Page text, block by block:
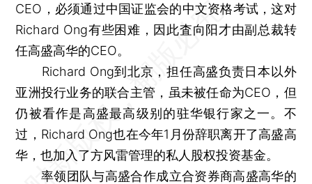
CEO，必须通过中国证监会的中文资格考试，这对
Richard Ong有些困难，因此査向阳才由副总裁转
任高盛高华的CEO。
Richard Ong到北京，担任高盛负责日本以外
亚洲投行业务的联合主管，虽未被任命为CEO，但
仍被看作是高盛最高级别的驻华银行家之一。不
过，Richard Ong也在今年1月份辞职离开了高盛高
华，也加入了方风雷管理的私人股权投资基金。
率领团队与高盛合作成立合资券商高盛高华的